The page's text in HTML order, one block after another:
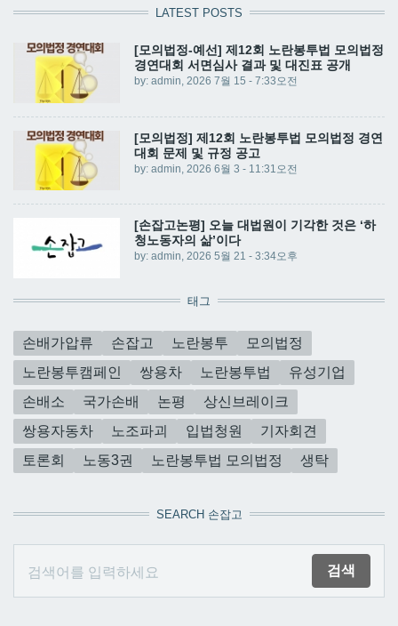
LATEST POSTS
[모의법정-예선] 제12회 노란봉투법 모의법정
경연대회 서면심사 결과 및 대진표 공개
by: admin, 2026 7월 15 - 7:33오전
[모의법정] 제12회 노란봉투법 모의법정 경연
대회 문제 및 규정 공고
by: admin, 2026 6월 3 - 11:31오전
[손잡고논평] 오늘 대법원이 기각한 것은 ‘하
청노동자의 삶’이다
by: admin, 2026 5월 21 - 3:34오후
태그
손배가압류 손잡고 노란봉투
모의법정
노란봉투캠페인
쌍용차 노란봉투법
유성기업
손배소
국가손배 논평
상신브레이크
쌍용자동차
노조파괴 입법청원
기자회견
토론회
노동3권 노란봉투법 모의법정 생탁
SEARCH 손잡고